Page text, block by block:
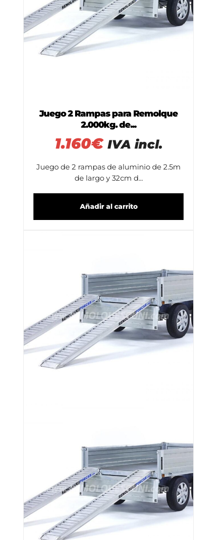
Juego 2 Rampas para Remolque
2.000kg. de...
1.160€ IVA incl.
Juego de 2 rampas de aluminio de 2.5m
de largo y 32cm d...
Añadir al carrito